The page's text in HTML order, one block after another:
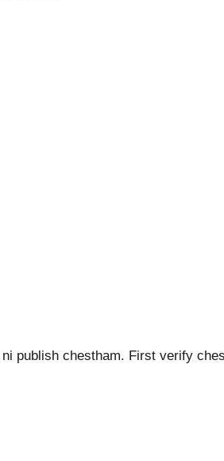
publish chestham. First verify